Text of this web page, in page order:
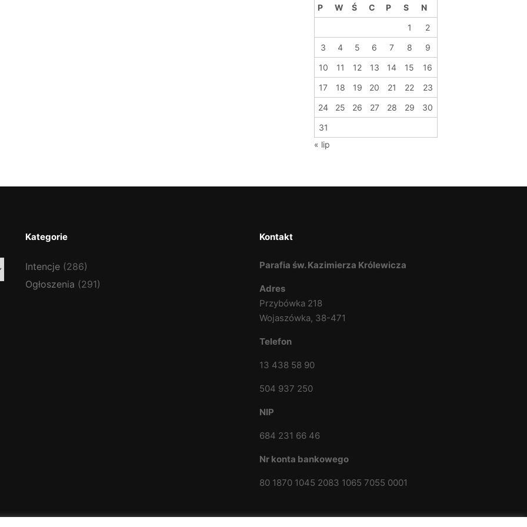
P W Ś C P S
N
1
2
3
4 5 6 7 8
9
10
11 12 13 14 15
16
17
18 19 20 21 22
23
24
25 26 27 28 29
30
31
« lip
Kategorie
Intencje(286)
Ogłoszenia (291)
Kontakt
Parafia św. Kazimierza Królewicza
Adres
Przybówka 218
Wojaszówka, 38-471
Telefon
13 438 58 90
504 937 250
NIP
684 231 66 46
Nr konta bankowego
80 1870 1045 2083 1065 7055 0001